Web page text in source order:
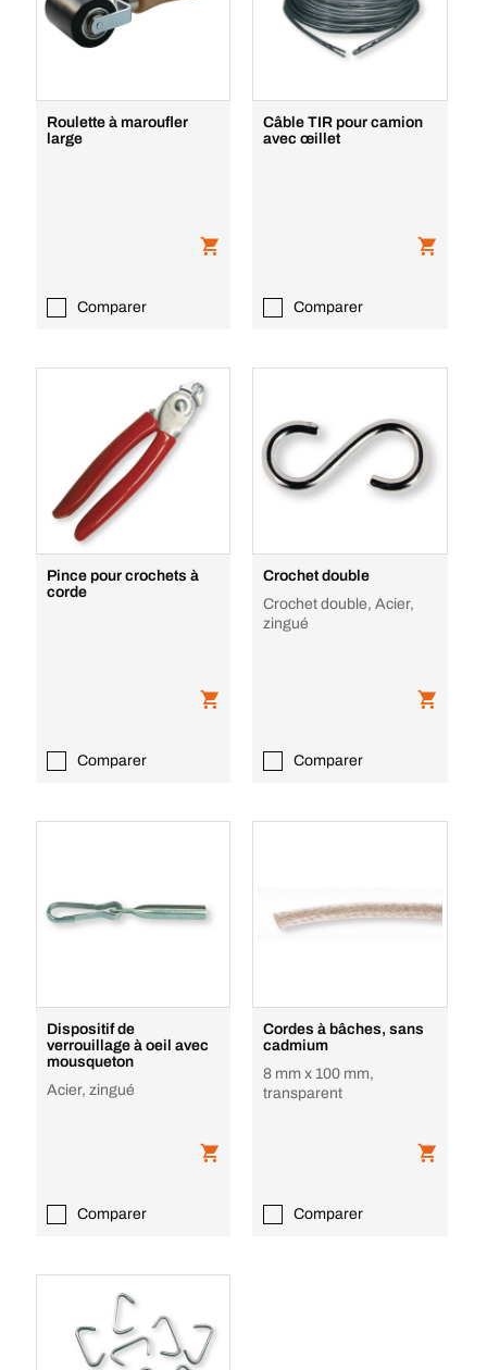
Roulette à maroufler
large
Comparer
Câble TIR pour camion
avec œillet
Comparer
Pince pour crochets à
corde
Comparer
Crochet double
Crochet double, Acier,
zingué
Comparer
Dispositif de
verrouillage à oeil avec
mousqueton
Acier, zingué
Comparer
Cordes à bâches, sans
cadmium
8 mm x 100 mm,
transparent
Comparer